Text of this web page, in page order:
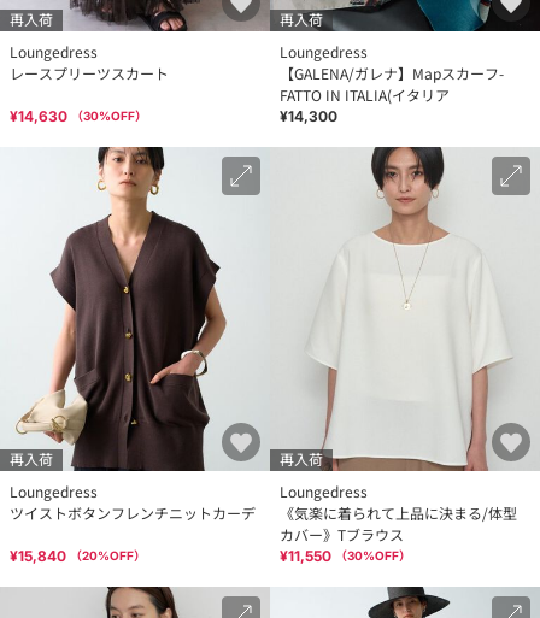
再入荷
Loungedress
レースプリーツスカート
¥14,630 （30%OFF）
再入荷
Loungedress
【GALENA/ガレナ】Mapスカーフ-
FATTO IN ITALIA(イタリア
¥14,300
再入荷
Loungedress
ツイストボタンフレンチニットカーデ
¥15,840 （20%OFF）
再入荷
Loungedress
《気楽に着られて上品に決まる/体型
カバー》Tブラウス
¥11,550 （30%OFF）